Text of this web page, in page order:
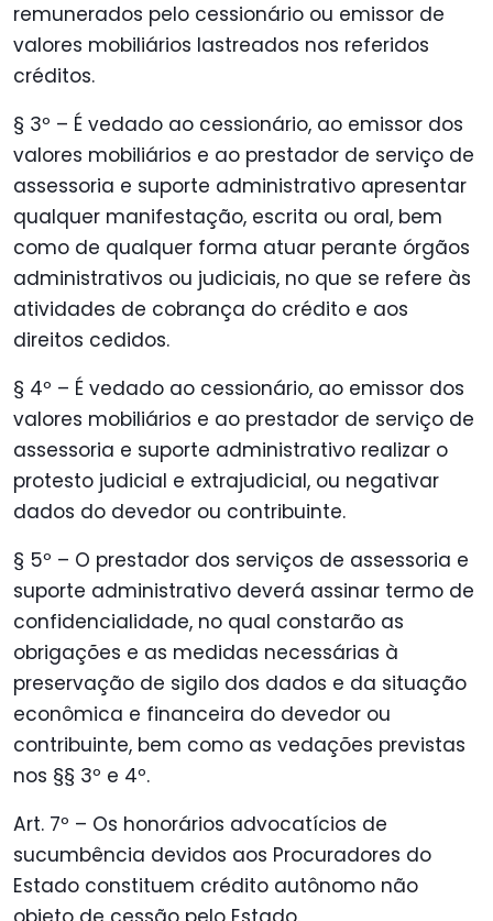
remunerados pelo cessionário ou emissor de
valores mobiliários lastreados nos referidos
créditos.
§ 3º – É vedado ao cessionário, ao emissor dos
valores mobiliários e ao prestador de serviço de
assessoria e suporte administrativo apresentar
qualquer manifestação, escrita ou oral, bem
como de qualquer forma atuar perante órgãos
administrativos ou judiciais, no que se refere às
atividades de cobrança do crédito e aos
direitos cedidos.
§ 4º – É vedado ao cessionário, ao emissor dos
valores mobiliários e ao prestador de serviço de
assessoria e suporte administrativo realizar o
protesto judicial e extrajudicial, ou negativar
dados do devedor ou contribuinte.
§ 5º – O prestador dos serviços de assessoria e
suporte administrativo deverá assinar termo de
confidencialidade, no qual constarão as
obrigações e as medidas necessárias à
preservação de sigilo dos dados e da situação
econômica e financeira do devedor ou
contribuinte, bem como as vedações previstas
nos §§ 3º e 4º.
Art. 7º – Os honorários advocatícios de
sucumbência devidos aos Procuradores do
Estado constituem crédito autônomo não